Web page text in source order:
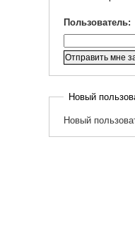
Пользователь:
Новый
Новый